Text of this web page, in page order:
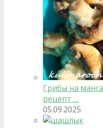
Грибы на
рецепт …
05.09.2025